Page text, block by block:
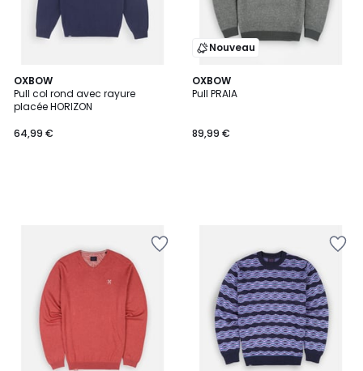
OXBOW
Pull col rond avec rayure
placée HORIZON
64,99 €
Nouveau
OXBOW
Pull PRAIA
89,99 €